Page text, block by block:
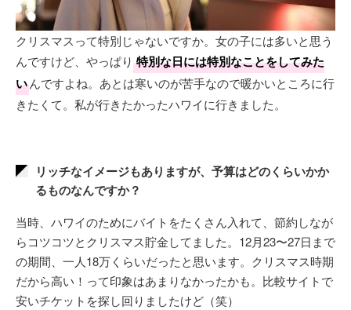
クリスマスって特別じゃないですか。女の子には多いと思う
んですけど、やっぱり 特別な日には特別なことをしてみた
いんですよね。あとは寒いのが苦手なので暖かいところに行
きたくて。私が行きたかったハワイに行きました。
リッチなイメージもありますが、予算はどのくらいかか
るものなんですか？
当時、ハワイのためにバイトをたくさん入れて、節約しなが
らコツコツとクリスマス貯金してました。12月23〜27日まで
の期間、一人18万くらいだったと思います。クリスマス時期
だから高い！って印象はあまりなかったかも。比較サイトで
安いチケットを探し回りましたけど（笑）